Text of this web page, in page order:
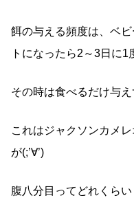
餌の与える頻度は、ベ
トになったら2～3日に1
その時は食べるだけ与
これはジャクソンカメ
が(;’∀’)
腹八分目ってどれくらい